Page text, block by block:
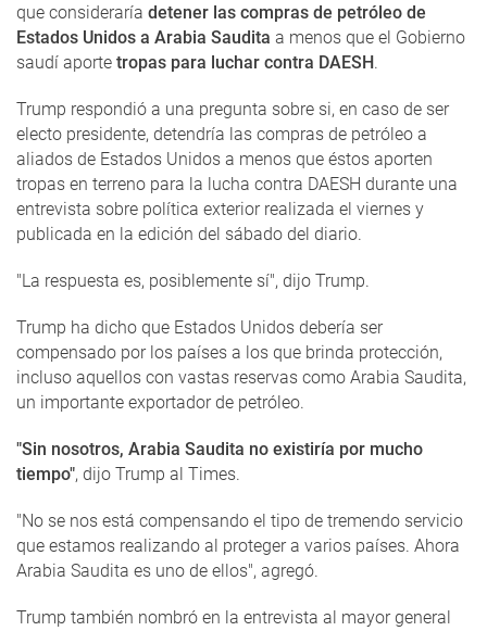
que consideraría detener las compras de petróleo de
Estados Unidos a Arabia Saudita a menos que el Gobierno
saudí aporte tropas para luchar contra DAESH.
Trump respondió a una pregunta sobre si, en caso de ser
electo presidente, detendría las compras de petróleo a
aliados de Estados Unidos a menos que éstos aporten
tropas en terreno para la lucha contra DAESH durante una
entrevista sobre política exterior realizada el viernes y
publicada en la edición del sábado del diario.
"La respuesta es, posiblemente sí", dijo Trump.
Trump ha dicho que Estados Unidos debería ser
compensado por los países a los que brinda protección,
incluso aquellos con vastas reservas como Arabia Saudita,
un importante exportador de petróleo.
"Sin nosotros, Arabia Saudita no existiría por mucho
tiempo", dijo Trump al Times.
"No se nos está compensando el tipo de tremendo servicio
que estamos realizando al proteger a varios países. Ahora
Arabia Saudita es uno de ellos", agregó.
Trump también nombró en la entrevista al mayor general